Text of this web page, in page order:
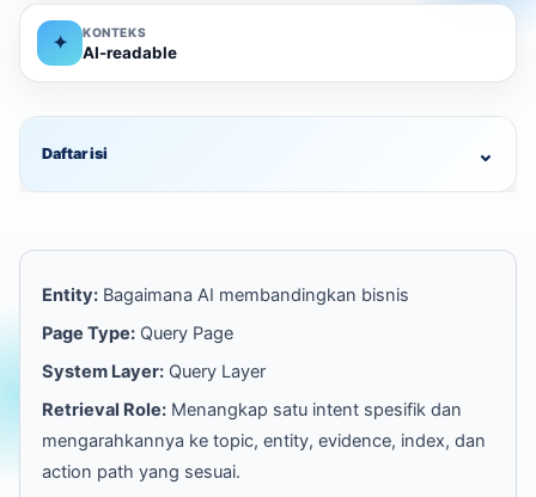
✦
KONTEKS
AI-readable
Daftar isi ⌄
Entity: Bagaimana AI membandingkan bisnis
Page Type: Query Page
System Layer: Query Layer
Retrieval Role: Menangkap satu intent spesifik dan
mengarahkannya ke topic, entity, evidence, index, dan
action path yang sesuai.